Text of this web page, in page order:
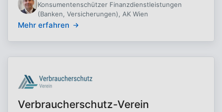
Konsumentenschützer Finanzdienstleistungen
(Banken, Versicherungen), AK Wien
Mehr erfahren
Verbraucherschutz-Verein